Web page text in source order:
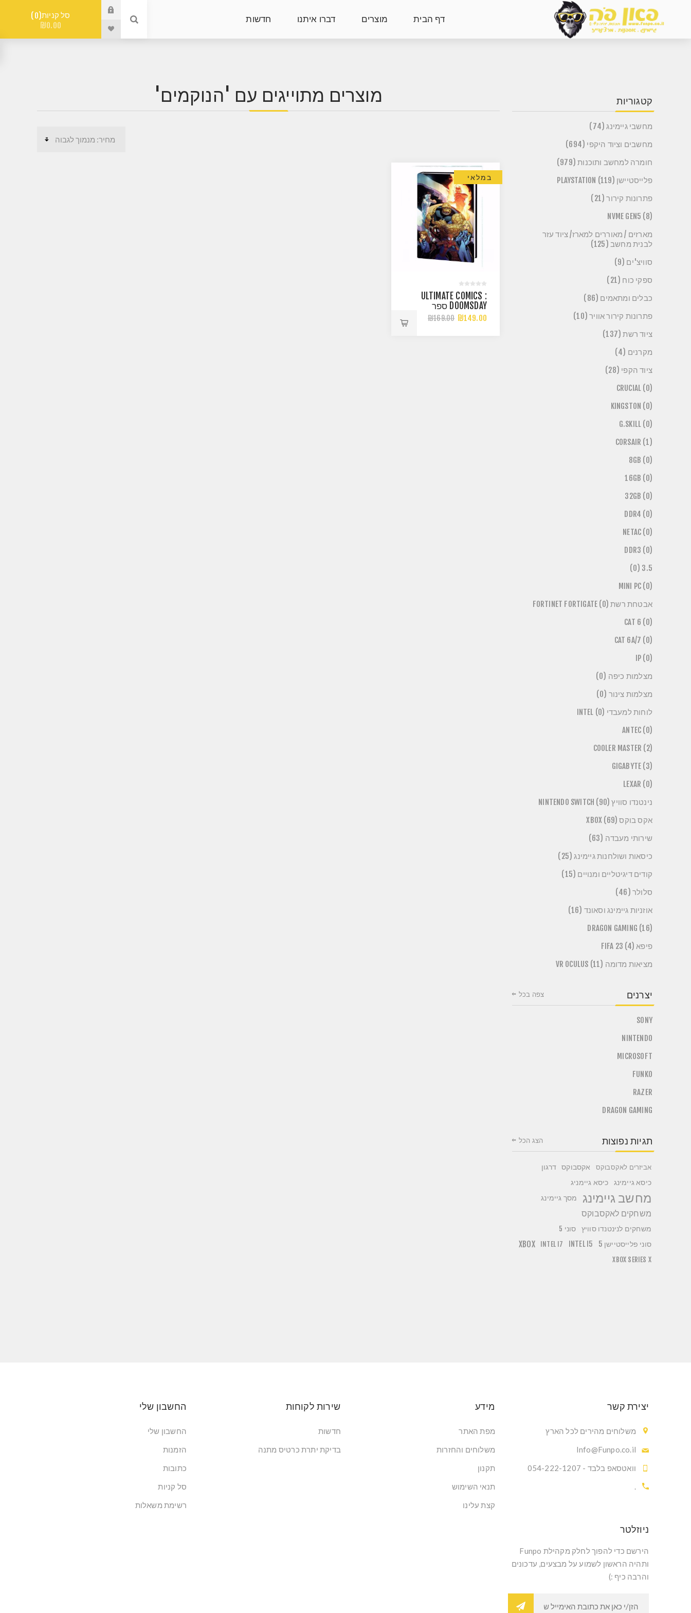
דף הבית מוצרים דברו איתנו חדשות סל קניות 0
₪0.00
מוצרים מתוייגים עם 'הנוקמים'
במלאי
ULTIMATE COMICS :
DOOMSDAY ספר
קומיקס מארוול
₪149.00
₪169.00
קטגוריות
מחשבי גיימינג (74)
מחשבים וציוד היקפי (694)
חומרה למחשב ותוכנות (979)
פלייסטיישן PLAYSTATION (119)
פתרונות קירור (21)
NVME GEN5 (8)
מארזים / מאוררים למארז/ ציוד עזר
לבנית מחשב (125)
סוויצ'ים (9)
ספקי כוח (21)
כבלים ומתאמים (86)
פתרונות קירור אוויר (10)
ציוד רשת (137)
מקרנים (4)
ציוד הקפי (28)
CRUCIAL (0)
KINGSTON (0)
G.SKILL (0)
CORSAIR (1)
8GB (0)
16GB (0)
32GB (0)
DDR4 (0)
NETAC (0)
DDR3 (0)
3.5 (0)
MINI PC (0)
אבטחת רשת FORTINET FORTIGATE (0)
CAT 6 (0)
CAT 6A/7 (0)
IP (0)
מצלמות כיפה (0)
מצלמות צינור (0)
לוחות למעבדי INTEL (0)
ANTEC (0)
COOLER MASTER (2)
GIGABYTE (3)
LEXAR (0)
נינטנדו סוויץ NINTENDO SWITCH (90)
אקס בוקס XBOX (69)
שירותי מעבדה (63)
כיסאות ושולחנות גיימינג (25)
קודים דיגיטליים ומנויים (15)
סלולר (46)
אוזניות גיימינג וסאונד (16)
DRAGON GAMING (16)
פיפא FIFA 23 (4)
מציאות מדומה VR OCULUS (11)
יצרנים
SONY
NINTENDO
MICROSOFT
FUNKO
RAZER
DRAGON GAMING
צפה בכל
תגיות נפוצות
אביזרים לאקסבוקס אקסבוקס
דרגון
כיסא גיימינג
כיסא גיימניג
מחשב גיימינג מסך גיימינג
משחקים לאקסבוקס
משחקים לנינטנדו סוויץ סוני 5
סוני פלייסטיישן 5 INTEL I5
INTEL I7
XBOX
XBOX SERIES X
הצג הכל
יצירת קשר
משלוחים מהירים לכל הארץ
Info@Funpo.co.il
וואטסאפ בלבד - 054-222-1207
.
מידע
מפת האתר
משלוחים והחזרות
תקנון
תנאי השימוש
קצת עלינו
שירות לקוחות
חדשות
בדיקת יתרת כרטיס מתנה
החשבון שלי
החשבון שלי
הזמנות
כתובות
סל קניות
רשימת משאלות
ניוזלטר
הירשם כדי להפוך לחלק מקהילת Funpo
ותהיה הראשון לשמוע על מבצעים, עדכונים
והרבה כיף :)